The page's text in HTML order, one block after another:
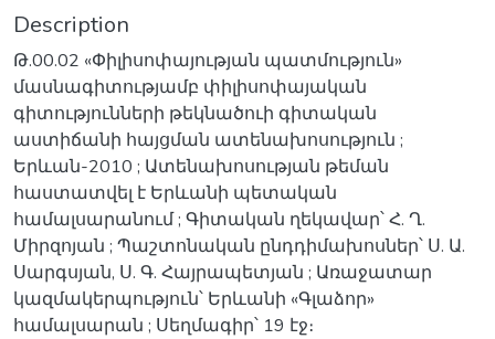
Description
Թ.00.02 «Փիլիսոփայության պատմություն»
մասնագիտությամբ փիլիսոփայական
գիտությունների թեկնածուի գիտական
աստիճանի հայցման ատենախոսություն ;
Երևան-2010 ; Ատենախոսության թեման
հաստատվել է Երևանի պետական
համալսարանում ; Գիտական ղեկավար՝ Հ. Ղ.
Միրզոյան ; Պաշտոնական ընդդիմախոսներ՝ Ս. Ա.
Սարգսյան, Ս. Գ. Հայրապետյան ; Առաջատար
կազմակերպություն՝ Երևանի «Գլաձոր»
համալսարան ; Սեղմագիր՝ 19 էջ։